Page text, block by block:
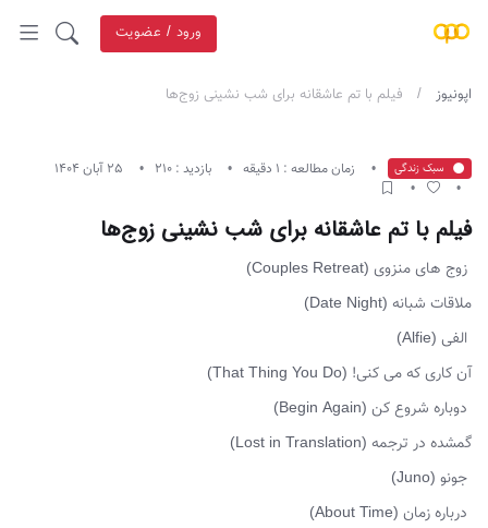
ورود / عضویت
اپونیوز فیلم با تم عاشقانه برای شب نشینی زوج‌ها
سبک زندگی زمان مطالعه : 1 دقیقه بازدید : 210
فیلم با تم عاشقانه برای شب نشینی زوج‌ها
زوج های منزوی (Couples Retreat)
ملاقات شبانه (Date Night)
الفی (Alfie)
آن کاری که می کنی! (That Thing You Do)
دوباره شروع کن (Begin Again)
گمشده در ترجمه (Lost in Translation)
جونو (Juno)
درباره زمان (About Time)